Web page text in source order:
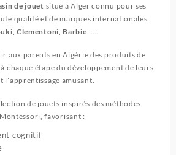
de jouet situé à Alger connu pour ses
qualité et de marques internationales
Clementoni, Barbie……
aux parents en Algérie des produits de
chaque étape du développement de leurs
amusant.
de jouets inspirés des méthodes
favorisant :
cognitif